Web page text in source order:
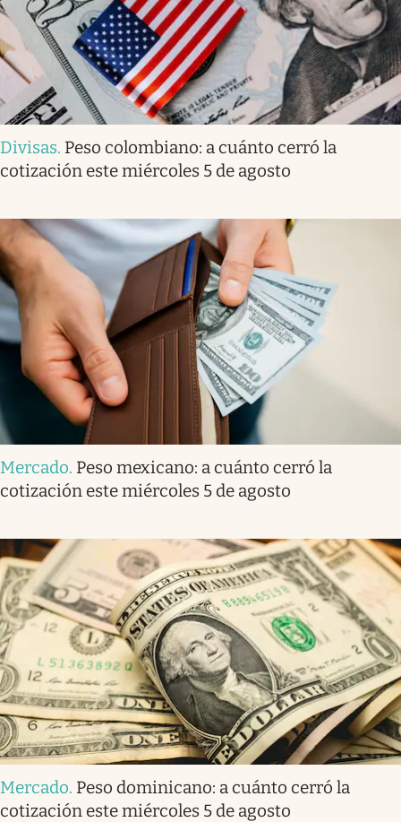
Divisas. Peso colombiano: a cuánto cerró la
cotización este miércoles 5 de agosto
Mercado. Peso mexicano: a cuánto cerró la
cotización este miércoles 5 de agosto
Mercado. Peso dominicano: a cuánto cerró la
cotización este miércoles 5 de agosto